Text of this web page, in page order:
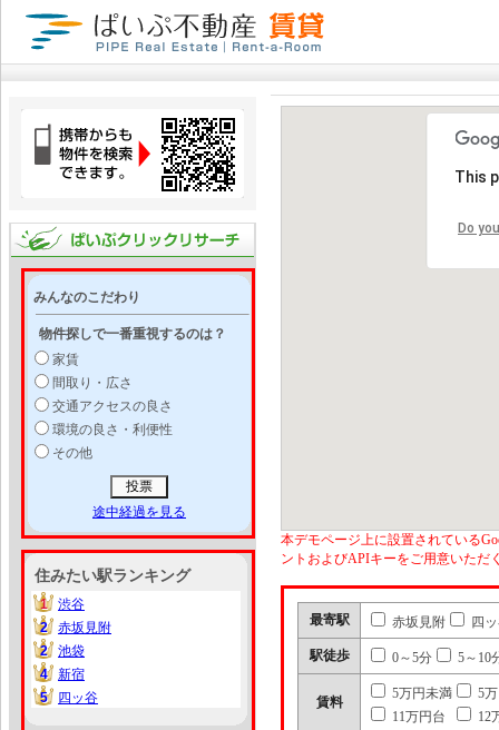
みんなのこだわり
物件探しで一番重視するのは？
家賃
間取り・広さ
交通アクセスの良さ
環境の良さ・利便性
その他
途中経過を見る
住みたい駅ランキング
1
1
渋谷
2
2
赤坂見附
2
2
池袋
4
4
新宿
5
5 四ッ谷
This
Do
本デモページ上に設置されている
ントおよびAPIキーをご用意いただ
最寄駅 赤坂見附 四
駅徒歩 0～5分 5～10
賃料
5万円未満
5
11万円台
12